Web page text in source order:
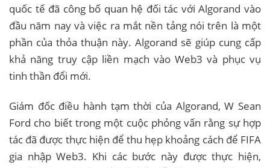
quốc tế đã công bố quan hệ đối tác với Algorand vào
đầu năm nay và việc ra mắt nền tảng nói trên là một
phần của thỏa thuận này. Algorand sẽ giúp cung cấp
khả năng truy cập liền mạch vào Web3 và phục vụ
tinh thần đổi mới.
Giám đốc điều hành tạm thời của Algorand, W Sean
Ford cho biết trong một cuộc phỏng vấn rằng sự hợp
tác đã được thực hiện để thu hẹp khoảng cách để FIFA
gia nhập Web3. Khi các bước này được thực hiện,